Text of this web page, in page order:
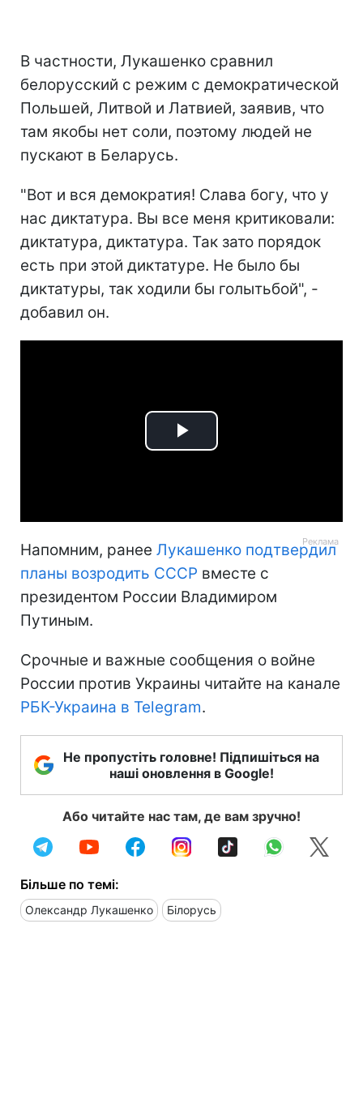
В частности, Лукашенко сравнил
белорусский с режим с демократической
Польшей, Литвой и Латвией, заявив, что
там якобы нет соли, поэтому людей не
пускают в Беларусь.
"Вот и вся демократия! Слава богу, что у
нас диктатура. Вы все меня критиковали:
диктатура, диктатура. Так зато порядок
есть при этой диктатуре. Не было бы
диктатуры, так ходили бы голытьбой", -
добавил он.
Play
Напомним, ранее Лукашенко подтвердил
планы возродить СССР вместе с
президентом России Владимиром
Путиным.
Срочные и важные сообщения о войне
России против Украины читайте на канале
РБК-Украина в Telegram.
Не пропустіть головне! Підпишіться на
наші оновлення в Google!
Або читайте нас там, де вам зручно!
Більше по темі:
Олександр Лукашенко Білорусь